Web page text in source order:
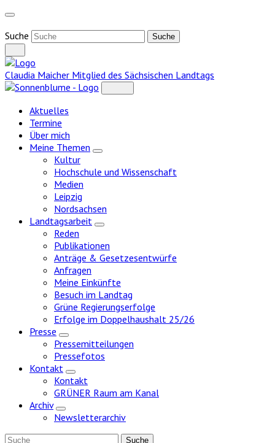
Weiter
Inhalt
Suche
Claudia Maicher Mitglied des Sächsischen Landtags
Aktuelles
Termine
Über mich
Meine Themen
Zeige
Kultur
Hochschule und Wissenschaft
Medien
Leipzig
Nordsachsen
Landtagsarbeit
Zeige
Reden
Publikationen
Anträge & Gesetzesentwürfe
Anfragen
Meine Einkünfte
Besuch im Landtag
Grüne Regierungserfolge
Erfolge im Doppelhaushalt 25/26
Presse
Zeige
Untermenü
Pressemitteilungen
Pressefotos
Kontakt
Zeige
Untermenü
Kontakt
GRÜNER Raum am Kanal
Archiv
Zeige
Untermenü
Newsletterarchiv